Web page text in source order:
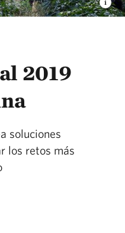
2019
soluciones
los retos más